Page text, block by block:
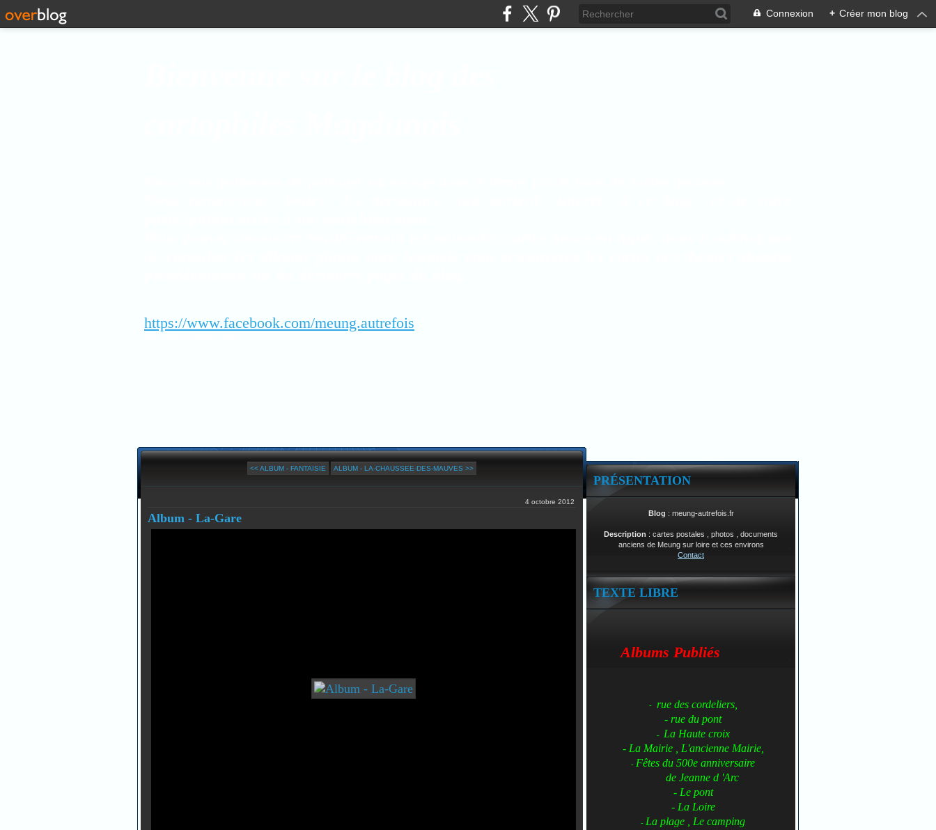
Connexion + Créer mon blog
https://www.facebook.com/meung.autrefois
<< ALBUM - FANTAISIE ALBUM - LA-CHAUSSEE-DES-MAUVES >>
4 octobre 2012
Album - La-Gare
PRÉSENTATION
Blog : meung-autrefois.fr
Description : cartes postales , photos , documents
anciens de Meung sur loire et ces environs
Contact
TEXTE LIBRE
Albums Publiés
-
rue des cordeliers,
- rue du pont
- La Haute croix
- La Mairie , L'ancienne Mairie,
- Fêtes du 500e anniversaire
de Jeanne d 'Arc
- Le pont
- La Loire
- La plage , Le camping